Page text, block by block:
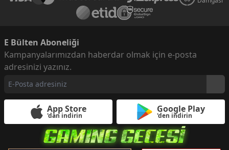
E Bülten Aboneliği
Kampanyalarımızdan haberdar olmak için e-posta
adresinizi yazınız.
App Store
'dan indirin
Google Play
'den indirin